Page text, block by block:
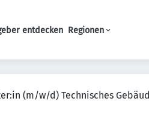
Navigation
entdecken Regionen
(m/w/d) Technisches